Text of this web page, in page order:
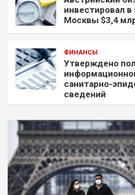
инвестировал в
Москвы $3,4
ФИНАНСЫ
Утверждено
санитарно-
сведений